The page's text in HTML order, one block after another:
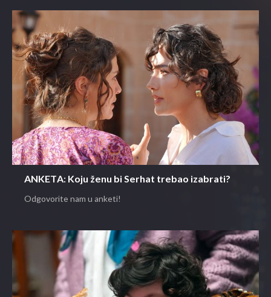
ANKETA: Koju ženu bi Serhat trebao izabrati?
Odgovorite nam u anketi!